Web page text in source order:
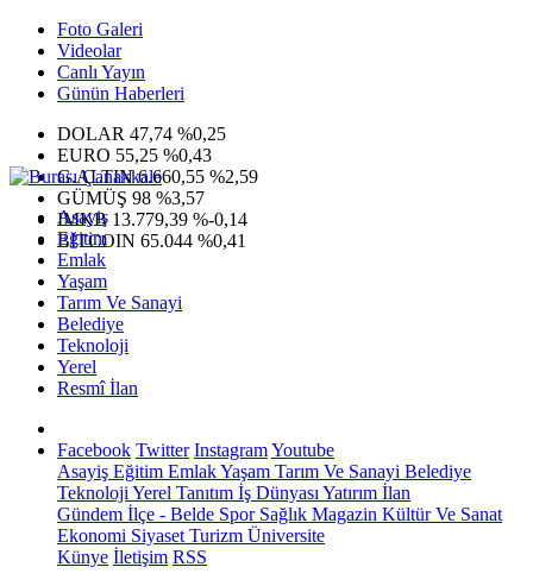
Foto Galeri
Videolar
Canlı Yayın
Günün Haberleri
DOLAR 47,74 %0,25
EURO 55,25 %0,43
G.ALTIN6.660,55 %2,59
GÜMÜŞ 98 %3,57
IMKB 13.779,39 %-0,14
BITCOIN 65.044 %0,41
Asayiş
Eğitim
Emlak
Yaşam
Tarım Ve Sanayi
Belediye
Teknoloji
Yerel
Resmî İlan
Facebook Twitter InstagramYoutube
Asayiş Eğitim EmlakYaşam Tarım Ve Sanayi Belediye
Teknoloji Yerel Tanıtım İş Dünyası Yatırım İlan
Gündem İlçe - Belde SporSağlık Magazin Kültür Ve Sanat
Ekonomi Siyaset Turizm Üniversite
Künye İletişim RSS